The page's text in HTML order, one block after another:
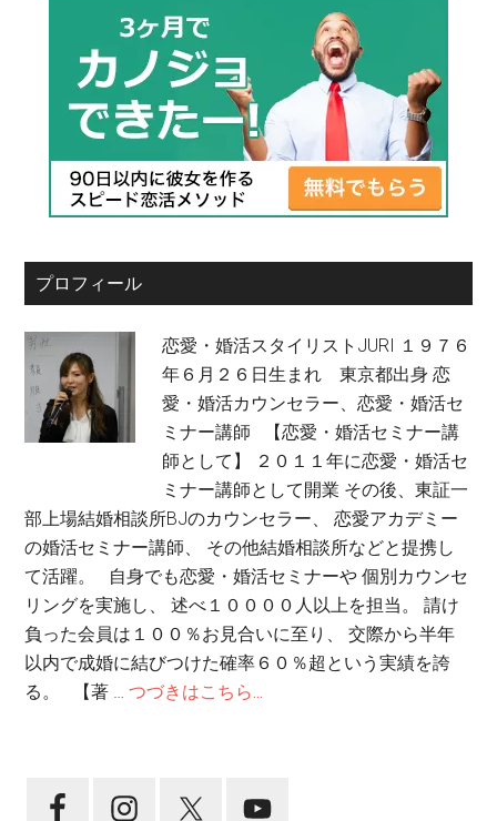
プロフィール
恋愛・婚活スタイリストJURI １９７６
年６月２６日生まれ 東京都出身 恋
愛・婚活カウンセラー、恋愛・婚活セ
ミナー講師 【恋愛・婚活セミナー講
師として】 ２０１１年に恋愛・婚活セ
ミナー講師として開業 その後、東証一
部上場結婚相談所BJのカウンセラー、 恋愛アカデミー
の婚活セミナー講師、 その他結婚相談所などと提携し
て活躍。 自身でも恋愛・婚活セミナーや 個別カウンセ
リングを実施し、 述べ１００００人以上を担当。 請け
負った会員は１００％お見合いに至り、 交際から半年
以内で成婚に結びつけた確率６０％超という実績を誇
る。 【著 …つづきはこちら...